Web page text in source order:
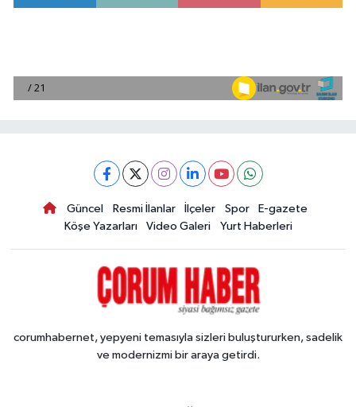
Güncel Resmi İlanlar İlçeler Spor
E-gazete
Köşe Yazarları
Video Galeri Yurt Haberleri
corumhabernet, yepyeni temasıyla sizleri buluştururken, sadelik
ve modernizmi bir araya getirdi.